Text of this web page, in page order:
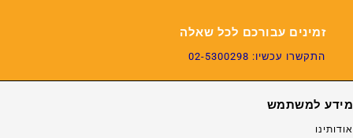
זמינים עבורכם לכל שאלה
התקשרו עכשיו: 02-5300298
מידע למשתמש
אודותינו